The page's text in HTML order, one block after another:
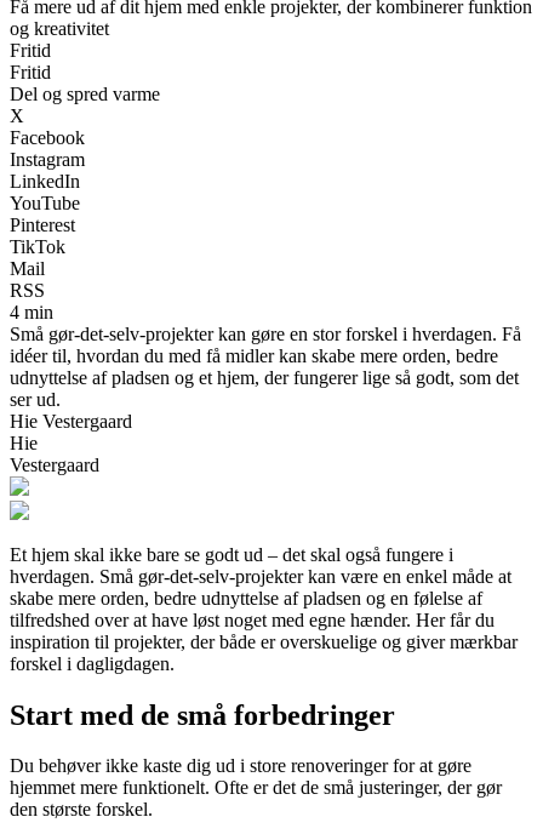
Få mere ud af dit hjem med enkle projekter, der kombinerer funktion
og kreativitet
Fritid
Fritid
Del og spred varme
X
Facebook
Instagram
LinkedIn
YouTube
Pinterest
TikTok
Mail
RSS
4 min
Små gør-det-selv-projekter kan gøre en stor forskel i hverdagen. Få
idéer til, hvordan du med få midler kan skabe mere orden, bedre
udnyttelse af pladsen og et hjem, der fungerer lige så godt, som det
ser ud.
Hie Vestergaard
Hie
Vestergaard
Et hjem skal ikke bare se godt ud – det skal også fungere i
hverdagen. Små gør-det-selv-projekter kan være en enkel måde at
skabe mere orden, bedre udnyttelse af pladsen og en følelse af
tilfredshed over at have løst noget med egne hænder. Her får du
inspiration til projekter, der både er overskuelige og giver mærkbar
forskel i dagligdagen.
Start med de små forbedringer
Du behøver ikke kaste dig ud i store renoveringer for at gøre
hjemmet mere funktionelt. Ofte er det de små justeringer, der gør
den største forskel.